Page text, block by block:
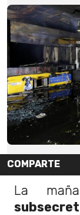
COMPARTE
La